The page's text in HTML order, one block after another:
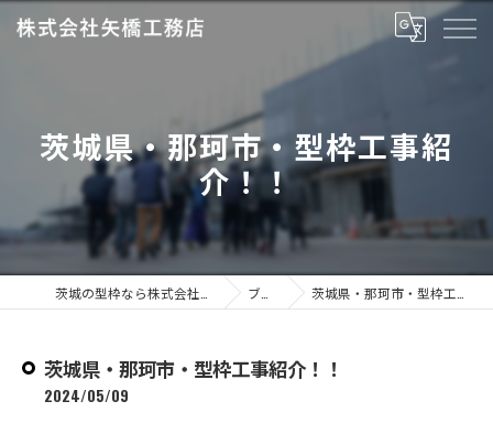
茨城県・那珂市・型枠工事紹
介！！
ブログ 茨城県・那珂市・型枠工事紹介！！
茨城県・那珂市・型枠工事紹介！！
2024/05/09